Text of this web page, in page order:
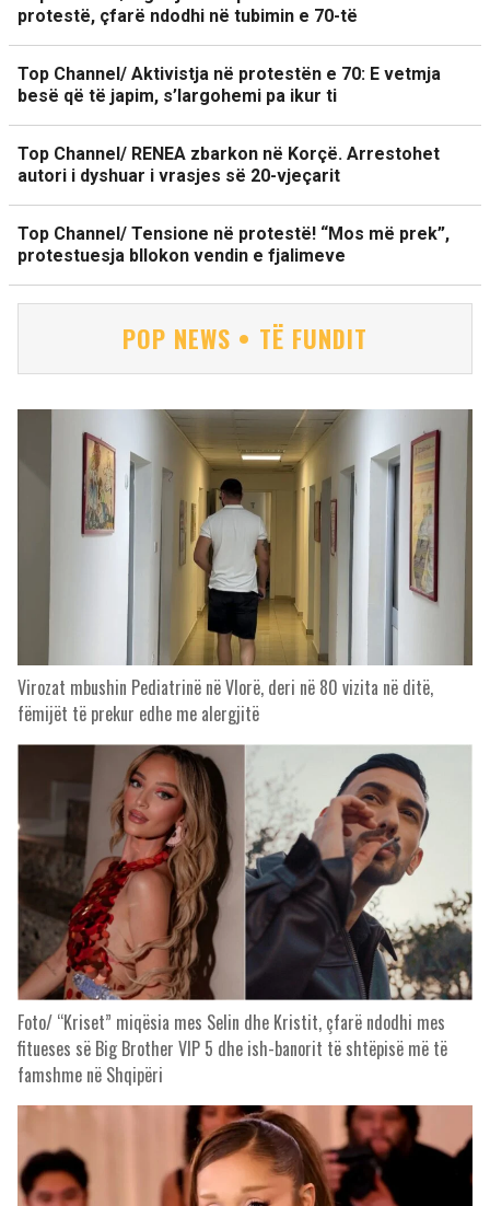
protestë, çfarë ndodhi në tubimin e 70-të
Top Channel/ Aktivistja në protestën e 70: E vetmja
besë që të japim, s’largohemi pa ikur ti
Top Channel/ RENEA zbarkon në Korçë. Arrestohet
autori i dyshuar i vrasjes së 20-vjeçarit
Top Channel/ Tensione në protestë! “Mos më prek”,
protestuesja bllokon vendin e fjalimeve
POP NEWS • TË FUNDIT
Virozat mbushin Pediatrinë në Vlorë, deri në 80 vizita në ditë,
fëmijët të prekur edhe me alergjitë
Foto/ “Kriset” miqësia mes Selin dhe Kristit, çfarë ndodhi mes
fitueses së Big Brother VIP 5 dhe ish-banorit të shtëpisë më të
famshme në Shqipëri